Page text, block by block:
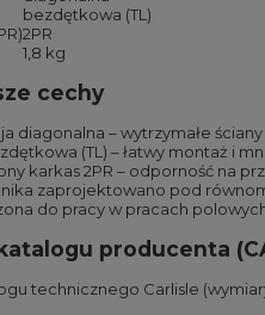
bezdętkowa (TL)
2PR
1,8 kg
cechy
diagonalna – wytrzymałe
(TL) – łatwy montaż i
karkas 2PR – odporność na
zaprojektowano pod
do pracy w pracach
producenta
technicznego Carlisle